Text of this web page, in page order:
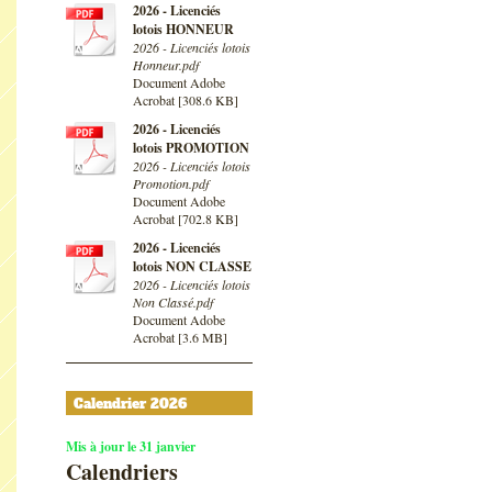
2026 - Licenciés
lotois HONNEUR
2026 - Licenciés lotois
Honneur.pdf
Document Adobe
Acrobat [308.6 KB]
2026 - Licenciés
lotois PROMOTION
2026 - Licenciés lotois
Promotion.pdf
Document Adobe
Acrobat [702.8 KB]
2026 - Licenciés
lotois NON CLASSE
2026 - Licenciés lotois
Non Classé.pdf
Document Adobe
Acrobat [3.6 MB]
Calendrier 2026
Mis à jour le 31 janvier
Calendriers